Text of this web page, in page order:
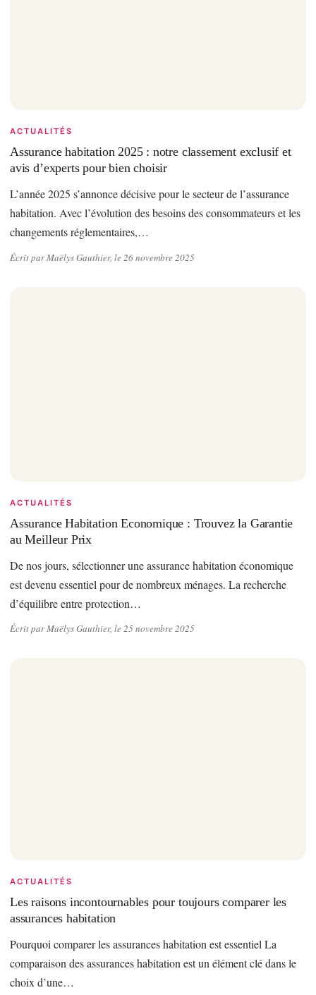
ACTUALITÉS
Assurance habitation 2025 : notre classement exclusif et
avis d’experts pour bien choisir
L’année 2025 s’annonce décisive pour le secteur de l’assurance
habitation. Avec l’évolution des besoins des consommateurs et les
changements réglementaires,…
Écrit par Maëlys Gauthier, le 26 novembre 2025
ACTUALITÉS
Assurance Habitation Economique : Trouvez la Garantie
au Meilleur Prix
De nos jours, sélectionner une assurance habitation économique
est devenu essentiel pour de nombreux ménages. La recherche
d’équilibre entre protection…
Écrit par Maëlys Gauthier, le 25 novembre 2025
ACTUALITÉS
Les raisons incontournables pour toujours comparer les
assurances habitation
Pourquoi comparer les assurances habitation est essentiel La
comparaison des assurances habitation est un élément clé dans le
choix d’une…